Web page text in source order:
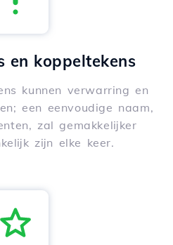
en koppeltekens
kunnen verwarring en
een eenvoudige naam,
zal gemakkelijker
zijn elke keer.